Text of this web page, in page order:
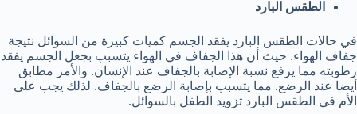
الطقس البارد
في حالات الطقس البارد يفقد الجسم كميات كبيرة من السوائل نتيجة
جفاف الهواء. حيث أن هذا الجفاف في الهواء يتسبب بجعل الجسم يفقد
رطوبته مما يرفع نسبة الإصابة بالجفاف عند الإنسان. والأمر مطابق
أيضا عند الرضع. مما يتسبب بإصابة الرضع بالجفاف. لذلك يجب على
الأم في الطقس البارد تزويد الطفل بالسوائل.